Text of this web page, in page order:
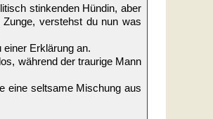
stinkenden Hündin, aber
verstehst du nun was
einer Erklärung an.
während der traurige Mann
eine seltsame Mischung aus